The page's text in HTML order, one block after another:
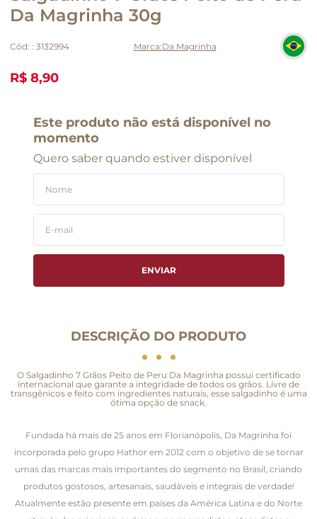
Da Magrinha 30g
Cód: : 3132994 Da Magrinha
R$ 8,90
Este produto não está disponível no
momento
Quero saber quando estiver disponível
ENVIAR
DESCRIÇÃO DO PRODUTO
O Salgadinho 7 Grãos Peito de Peru Da Magrinha possui certificado
internacional que garante a integridade de todos os grãos. Livre de
transgênicos e feito com ingredientes naturais, esse salgadinho é uma
ótima opção de snack.
Fundada há mais de 25 anos em Florianópolis, Da Magrinha foi
incorporada pelo grupo Hathor em 2012 com o objetivo de se tornar
umas das marcas mais importantes do segmento no Brasil, criando
produtos gostosos, artesanais, saudáveis e integrais de verdade!
Atualmente estão presente em países da América Latina e do Norte